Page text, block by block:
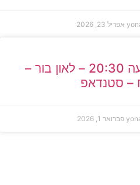
אפריל 23, 2026
3.2.26, יום ג', בשעה 20:30 – לאון בור –
– סטנדאפ
פברואר 1, 2026